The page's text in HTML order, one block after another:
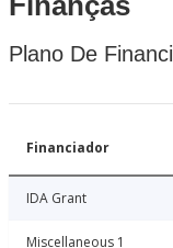
Plano De
Financiador
IDA Grant
Miscellaneous 1